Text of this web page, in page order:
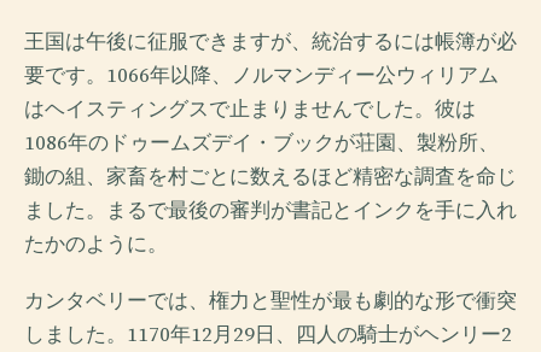
王国は午後に征服できますが、統治するには帳簿が必
要です。1066年以降、ノルマンディー公ウィリアム
はヘイスティングスで止まりませんでした。彼は
1086年のドゥームズデイ・ブックが荘園、製粉所、
鋤の組、家畜を村ごとに数えるほど精密な調査を命じ
ました。まるで最後の審判が書記とインクを手に入れ
たかのように。
カンタベリーでは、権力と聖性が最も劇的な形で衝突
しました。1170年12月29日、四人の騎士がヘンリー2